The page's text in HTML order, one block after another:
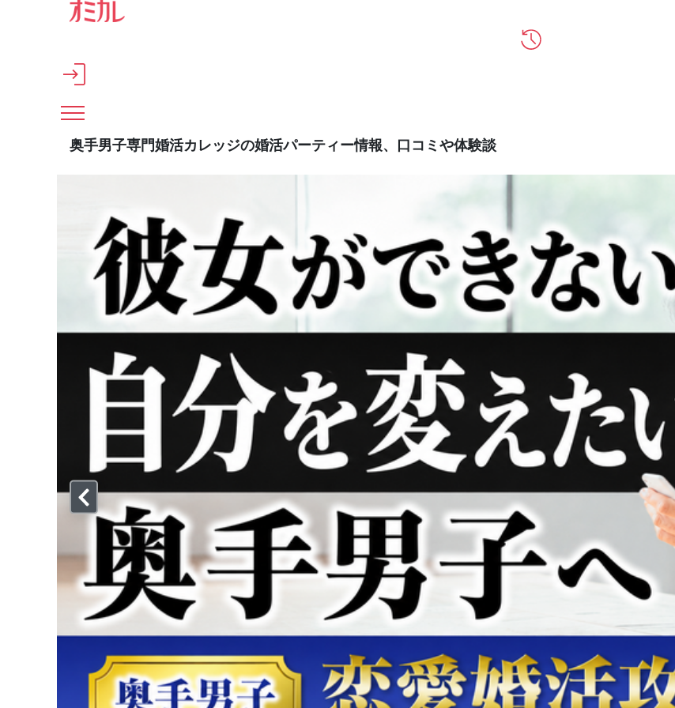
メインコンテンツへスキップ
奥手男子専門婚活カレッジの婚活パーティー情報、口コミや体験談